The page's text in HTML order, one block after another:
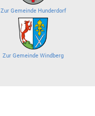
Zur Gemeinde Hunderdorf
Zur Gemeinde Windberg